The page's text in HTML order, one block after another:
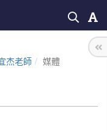
杰老師 媒體